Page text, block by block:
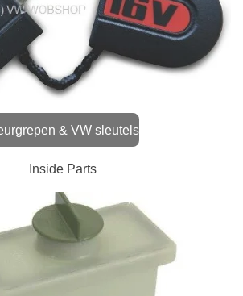
& VW sleutels
Inside Parts